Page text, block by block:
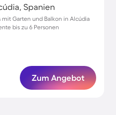
Spanien
Garten und Balkon in Alcúdia
bis zu 6 Personen
Zum Angebot